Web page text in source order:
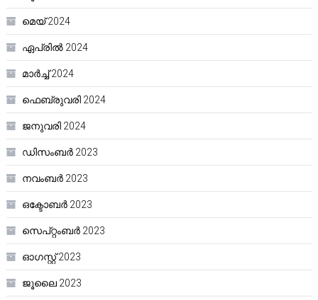
മെയ്‌ 2024
ഏപ്രിൽ 2024
മാർച്ച്‌ 2024
ഫെബ്രുവരി 2024
ജനുവരി 2024
ഡിസംബർ 2023
നവംബർ 2023
ഒക്ടോബർ 2023
സെപ്റ്റംബർ 2023
ഓഗസ്റ്റ്‌ 2023
ജൂലൈ 2023